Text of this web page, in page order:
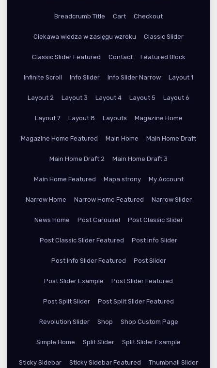
Breadcrumb Title Cart Checkout
Ciekawa wiedza w zasięgu wzroku Classic Slider
Classic Slider Featured Contact Featured Block
Infinite Scroll Info Slider Info Slider Narrow Layout 1
Layout 2 Layout 3 Layout 4 Layout 5 Layout 6
Layout 7 Layout 8 Layouts Magazine Home
Magazine Home Featured Main Home Main Home Draft
Main Home Draft 2 Main Home Draft 3
Main Home Featured Mapa strony My Account
Narrow Home Narrow Home Featured Narrow Slider
News Home Post Carousel Post Classic Slider
Post Classic Slider Featured Post Info Slider
Post Info Slider Featured Post Slider
Post Slider Example Post Slider Featured
Post Split Slider Post Split Slider Featured
Revolution Slider Shop Shop Custom Page
Simple Home Split Slider Split Slider Example
Sticky Sidebar Sticky Sidebar Featured Thumbnail Slider